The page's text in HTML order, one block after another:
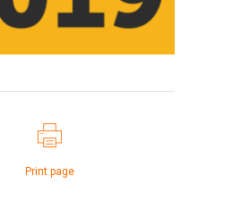
Print page